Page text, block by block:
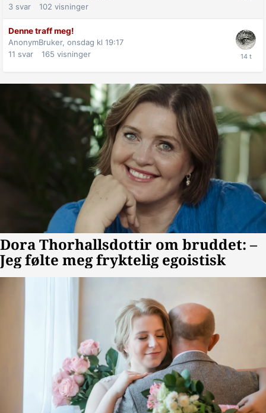
3 svar 102 visninger
Denne traff meg!
AnonymBruker, onsdag kl 19:17
11 svar 165 visninger